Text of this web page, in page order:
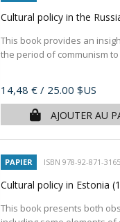
Cultural policy in the
This book provides an
the period of communism
Prix
14,48 € / 25.00 $US
AJOUTER AU
PAPIER ISBN 978-92-871-
Cultural policy in Estonia
This book presents both